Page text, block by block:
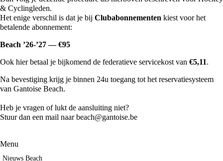
& Cyclingleden.
Het enige verschil is dat je bij Clubabonnementen kiest voor het
betalende abonnement:
Beach ’26-’27 — €95
Ook hier betaal je bijkomend de federatieve servicekost van €5,11.
Na bevestiging krijg je binnen 24u toegang tot het reservatiesysteem
van Gantoise Beach.
Heb je vragen of lukt de aansluiting niet?
Stuur dan een mail naarbeach@gantoise.be
Menu
Nieuws Beach